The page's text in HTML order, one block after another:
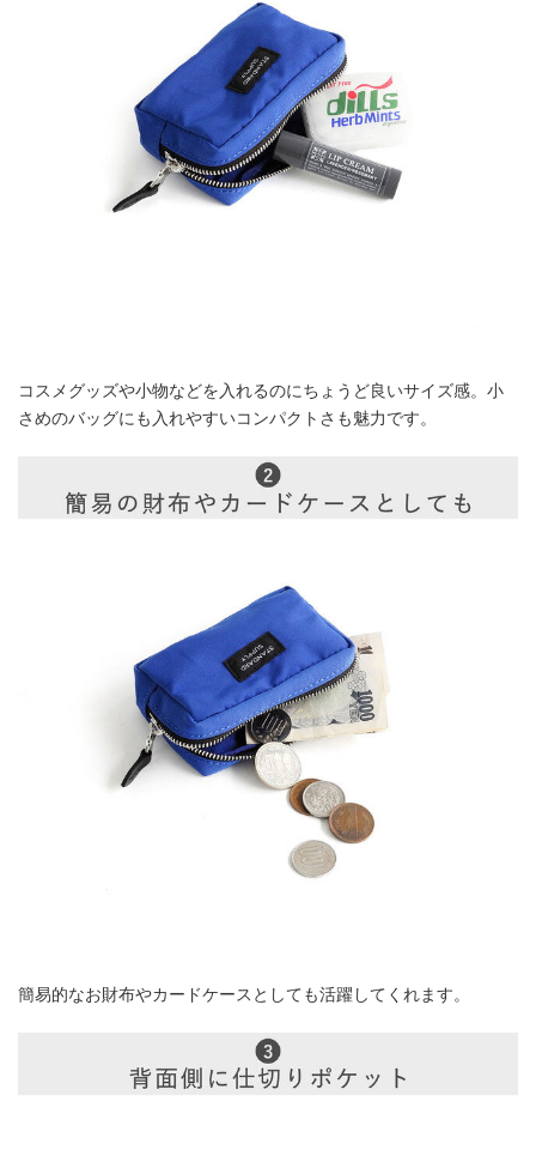
コスメグッズや小物などを入れるのにちょうど良いサイズ感。小
さめのバッグにも入れやすいコンパクトさも魅力です。
簡易的なお財布やカードケースとしても活躍してくれます。